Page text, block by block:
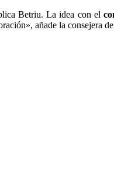
Betriu. La idea con el
añade la consejera